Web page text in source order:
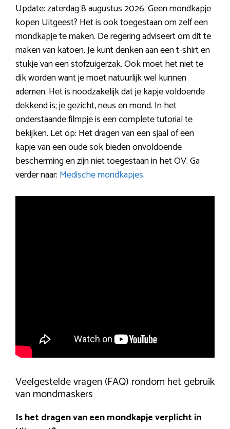
Update: zaterdag 8 augustus 2026. Geen mondkapje
kopen Uitgeest? Het is ook toegestaan om zelf een
mondkapje te maken. De regering adviseert om dit te
maken van katoen. Je kunt denken aan een t-shirt en
stukje van een stofzuigerzak. Ook moet het niet te
dik worden want je moet natuurlijk wel kunnen
ademen. Het is noodzakelijk dat je kapje voldoende
dekkend is; je gezicht, neus en mond. In het
onderstaande filmpje is een complete tutorial te
bekijken. Let op: Het dragen van een sjaal of een
kapje van een oude sok bieden onvoldoende
bescherming en zijn niet toegestaan in het OV. Ga
verder naar: Medische mondkapjes.
Veelgestelde vragen (FAQ) rondom het gebruik
van mondmaskers
Is het dragen van een mondkapje verplicht in